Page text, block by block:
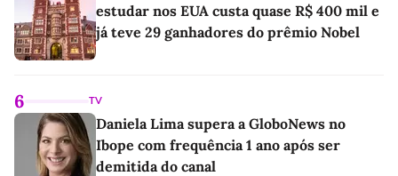
estudar nos EUA custa quase R$ 400 mil e
já teve 29 ganhadores do prêmio Nobel
6 TV
Daniela Lima supera a GloboNews no
Ibope com frequência 1 ano após ser
demitida do canal